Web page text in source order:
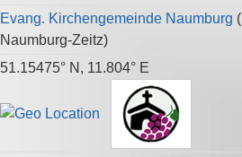
Evang. Kirchengemeinde Naumburg (
Naumburg-Zeitz)
51.15475° N, 11.804° E